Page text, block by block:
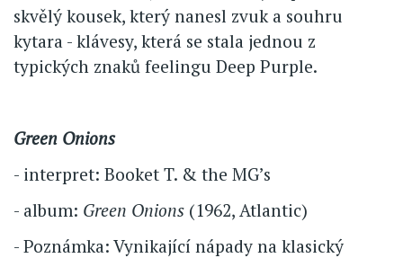
skvělý kousek, který nanesl zvuk a souhru
kytara - klávesy, která se stala jednou z
typických znaků feelingu Deep Purple.
Green Onions
- interpret: Booket T. & the MG’s
- album: Green Onions (1962, Atlantic)
- Poznámka: Vynikající nápady na klasický